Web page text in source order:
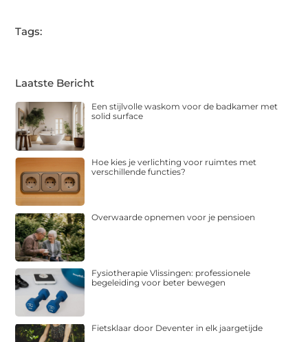
Tags:
Laatste Bericht
Een stijlvolle waskom voor de badkamer met
solid surface
Hoe kies je verlichting voor ruimtes met
verschillende functies?
Overwaarde opnemen voor je pensioen
Fysiotherapie Vlissingen: professionele
begeleiding voor beter bewegen
Fietsklaar door Deventer in elk jaargetijde